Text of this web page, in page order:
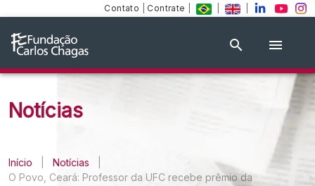
Contato Contrate
Notícias
Início Notícias
O Povo, Ceará: Professor da UFC recebe prêmio da